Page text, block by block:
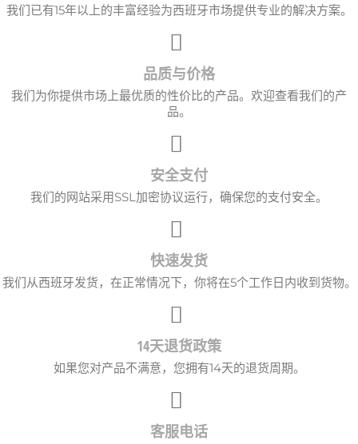
我们已有15年以上的丰富经验为西班牙市场提供专业的解决方案。
品质与价格
我们为你提供市场上最优质的性价比的产品。欢迎查看我们的产
品。
安全支付
我们的网站采用SSL加密协议运行，确保您的支付安全。
快速发货
我们从西班牙发货，在正常情况下，你将在5个工作日内收到货物。
14天退货政策
如果您对产品不满意，您拥有14天的退货周期。
客服电话